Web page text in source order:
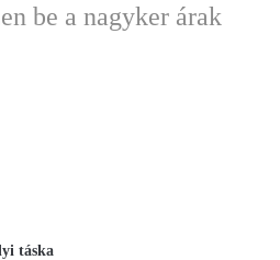
be a nagyker árak
táska